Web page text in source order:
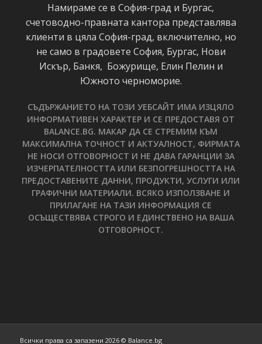
Намираме се в София-град и Бургас,
счетоводно-правната кантора представлява
клиенти в цяла София-град, включително, но
не само в градовете София, Бургас, Нови
Искър, Банкя, Божурище, Елин Пелин и
Южното черноморие.
СЪДЪРЖАНИЕТО НА ТОЗИ УЕБСАЙТ ИМА ИЗЦЯЛО
ИНФОРМАТИВЕН ХАРАКТЕР И СЕ ПРЕДОСТАВЯ ОТ
BALANCE.BG. МАКАР ДА СЕ СТРЕМИМ КЪМ
МАКСИМАЛНА ТОЧНОСТ И АКТУАЛНОСТ, ФИРМАТА
НЕ НОСИ ОТГОВОРНОСТ И НЕ ДАВА ГАРАНЦИИ ЗА
ИЗЧЕРПАТЕЛНОСТТА ИЛИ БЕЗПОГРЕШНОСТТА НА
ПРЕДОСТАВЕНИТЕ ДАННИ, ПРОДУКТИ, УСЛУГИ ИЛИ
ГРАФИЧНИ МАТЕРИАЛИ. ВСЯКО ИЗПОЛЗВАНЕ И
ПРИЛАГАНЕ НА ТАЗИ ИНФОРМАЦИЯ СЕ
ОСЪЩЕСТВЯВА СТРОГО И ЕДИНСТВЕНО НА ВАША
ОТГОВОРНОСТ.
Всички права са запазени 2026 © Balance.bg